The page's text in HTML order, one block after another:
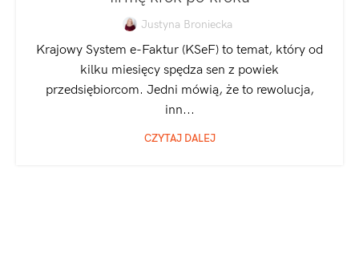
Justyna Broniecka
Krajowy System e-Faktur (KSeF) to temat, który od
kilku miesięcy spędza sen z powiek
przedsiębiorcom. Jedni mówią, że to rewolucja,
inn...
CZYTAJ DALEJ